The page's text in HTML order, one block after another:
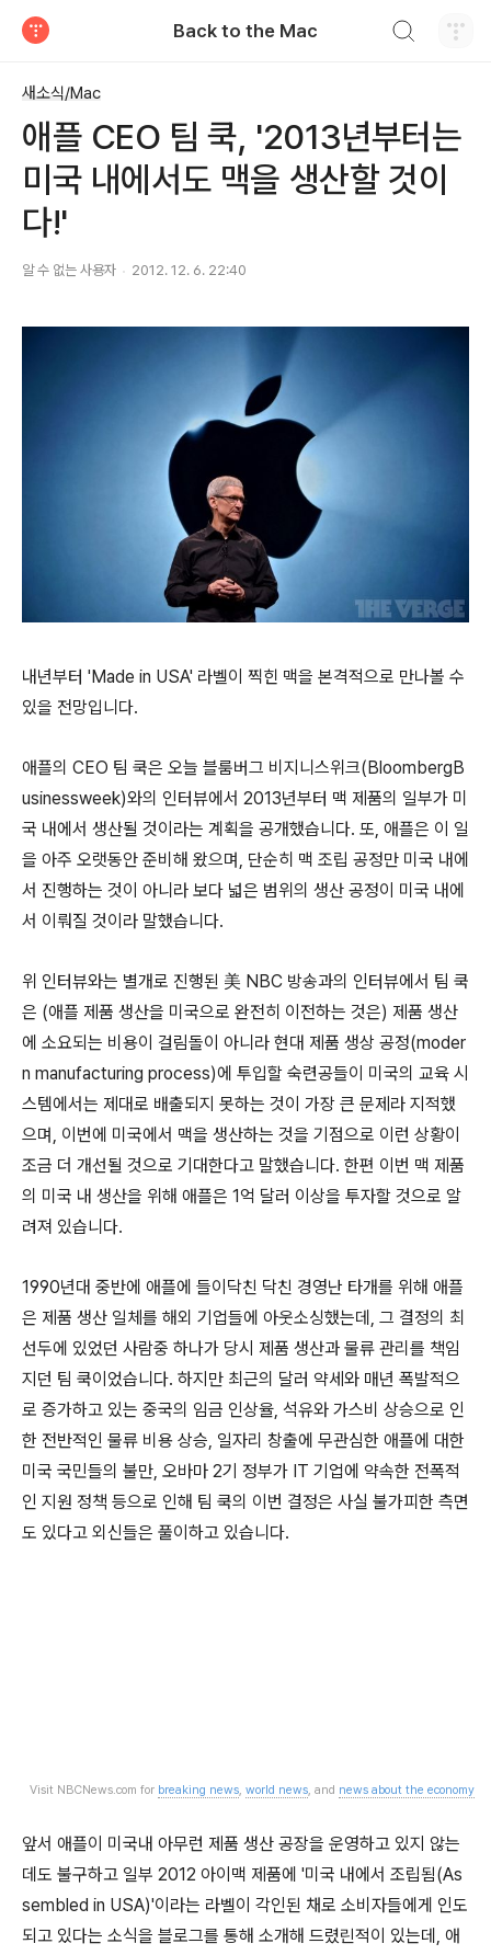
Back to the Mac
새소식/Mac
애플 CEO 팀 쿡, '2013년부터는
미국 내에서도 맥을 생산할 것이
다!'
알 수 없는 사용자 2012. 12. 6. 22:40
내년부터 'Made in USA' 라벨이 찍힌 맥을 본격적으로 만나볼 수
있을 전망입니다.
애플의 CEO 팀 쿡은 오늘 블룸버그 비지니스위크(BloombergB
usinessweek)와의 인터뷰에서 2013년부터 맥 제품의 일부가 미
국 내에서 생산될 것이라는 계획을 공개했습니다. 또, 애플은 이 일
을 아주 오랫동안 준비해 왔으며, 단순히 맥 조립 공정만 미국 내에
서 진행하는 것이 아니라 보다 넓은 범위의 생산 공정이 미국 내에
서 이뤄질 것이라 말했습니다.
위 인터뷰와는 별개로 진행된 美 NBC 방송과의 인터뷰에서 팀 쿡
은 (애플 제품 생산을 미국으로 완전히 이전하는 것은) 제품 생산
에 소요되는 비용이 걸림돌이 아니라 현대 제품 생상 공정(moder
n manufacturing process)에 투입할 숙련공들이 미국의 교육 시
스템에서는 제대로 배출되지 못하는 것이 가장 큰 문제라 지적했
으며, 이번에 미국에서 맥을 생산하는 것을 기점으로 이런 상황이
조금 더 개선될 것으로 기대한다고 말했습니다. 한편 이번 맥 제품
의 미국 내 생산을 위해 애플은 1억 달러 이상을 투자할 것으로 알
려져 있습니다.
1990년대 중반에 애플에 들이닥친 닥친 경영난 타개를 위해 애플
은 제품 생산 일체를 해외 기업들에 아웃소싱했는데, 그 결정의 최
선두에 있었던 사람중 하나가 당시 제품 생산과 물류 관리를 책임
지던 팀 쿡이었습니다. 하지만 최근의 달러 약세와 매년 폭발적으
로 증가하고 있는 중국의 임금 인상율, 석유와 가스비 상승으로 인
한 전반적인 물류 비용 상승, 일자리 창출에 무관심한 애플에 대한
미국 국민들의 불만, 오바마 2기 정부가 IT 기업에 약속한 전폭적
인 지원 정책 등으로 인해 팀 쿡의 이번 결정은 사실 불가피한 측면
도 있다고 외신들은 풀이하고 있습니다.
Visit NBCNews.com for breaking news, world news, and news about the economy
앞서 애플이 미국내 아무런 제품 생산 공장을 운영하고 있지 않는
데도 불구하고 일부 2012 아이맥 제품에 '미국 내에서 조립됨(As
sembled in USA)'이라는 라벨이 각인된 채로 소비자들에게 인도
되고 있다는 소식을 블로그를 통해 소개해 드렸린적이 있는데, 애